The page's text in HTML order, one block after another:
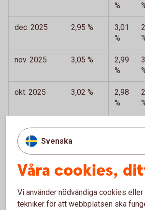
%
dec. 2025 2,95 %
3,01
%
nov. 2025 3,05 %
2,99
%
okt. 2025 3,02 %
2,98
%
aug. 2025 3,26 %
3,03
Till exempel "topplån". Bolån i
i Swedbank Hypotek.
Svenska
Våra cookies,
Vi använder nödvändiga cookies eller
tekniker för att webbplatsen ska